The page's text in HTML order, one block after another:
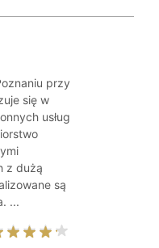
przy
się w
usług
z dużą
są
...